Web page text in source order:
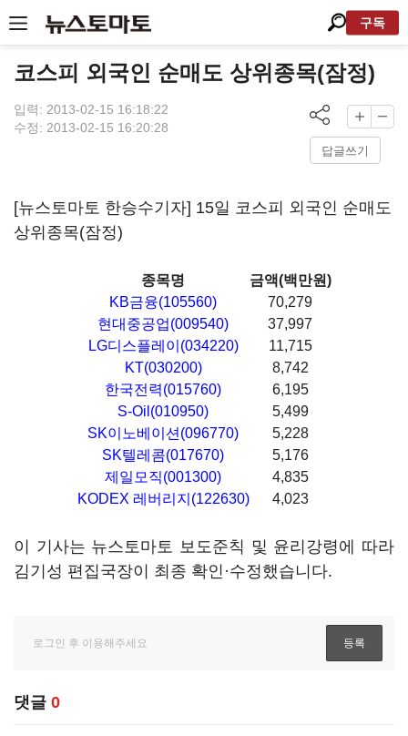
구독
코스피 외국인 순매도 상위종목(잠정)
입력: 2013-02-15 16:18:22
수정: 2013-02-15 16:20:28
답글쓰기
[뉴스토마토 한승수기자] 15일 코스피 외국인 순매도
상위종목(잠정)
종목명
금액(백만원)
KB금융(105560)
70,279
현대중공업(009540)
37,997
LG디스플레이(034220)
11,715
KT(030200)
8,742
한국전력(015760)
6,195
S-Oil(010950)
5,499
SK이노베이션(096770)
5,228
SK텔레콤(017670)
5,176
제일모직(001300)
4,835
KODEX 레버리지(122630)
4,023
이 기사는 뉴스토마토 보도준칙 및 윤리강령에 따라
김기성 편집국장이 최종 확인·수정했습니다.
댓글 0